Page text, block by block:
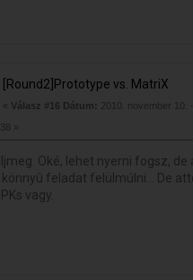
[Round2]Prototype vs. MatriX
« Válasz #16 Dátum: 2010. november 10. -
»
Oké, lehet nyerni fogsz,
feladat felülmúlni... De
vagy.